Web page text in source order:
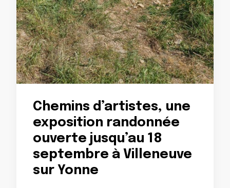
Chemins d’artistes, une
exposition randonnée
ouverte jusqu’au 18
septembre à Villeneuve
sur Yonne